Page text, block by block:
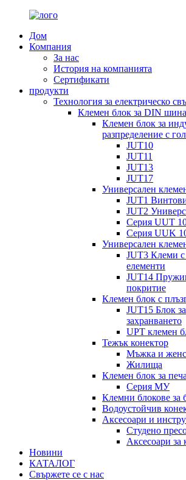
Дом
Компания
За нас
История на компанията
Сертификати
продукти
Технология за електрическо
Клемен блок за DIN шина
Клемен блок за
разпределение с
JUT10
JUT11
JUT13
JUT17
Универсален
JUT1
JUT2
Серия UUT
Серия UUK
Универсален
JUT3 Клеми
елементи
JUT14
покритие
Клемен блок с
JUT15 Блок
захранването
UPT клемен
Тежък конектор
Мъжка и
Жилища
Клемен блок за
Серия МУ
Клемни блокове за
Водоустойчив
Аксесоари и
Студено
Аксесоари
Новини
КАТАЛОГ
Свържете се с нас